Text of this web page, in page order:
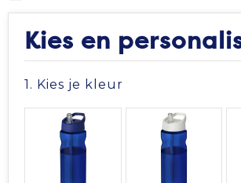
Spellen voor binnen en buiten
Veiligheid, Auto en Fiets
Sweaters
Veiligheidssignalering en
Opbergtassen
Papieren tassen
Kies en
1. Kies je kleur